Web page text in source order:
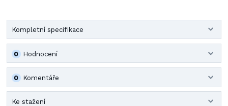
Kompletní specifikace
Hodnocení
0
Komentáře
0
Ke stažení